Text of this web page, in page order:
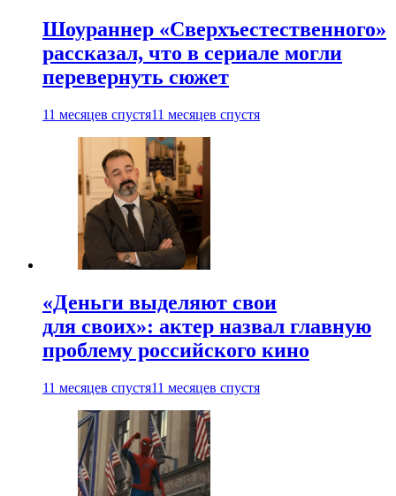
Шоураннер «Сверхъестественного»
рассказал, что в сериале могли
перевернуть сюжет
11 месяцев спустя11 месяцев спустя
«Деньги выделяют свои
для своих»: актер назвал главную
проблему российского кино
11 месяцев спустя11 месяцев спустя